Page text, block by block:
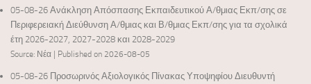
05-08-26 Ανάκληση Απόσπασης Εκπαιδευτικού Α/θμιας Εκπ/σης σε
Περιφερειακή Διεύθυνση Α/θμιας και Β/θμιας Εκπ/σης για τα σχολικά
έτη 2026-2027, 2027-2028 και 2028-2029
Source: Νέα Published on 2026-08-05
05-08-26 Προσωρινός Αξιολογικός Πίνακας Υποψηφίου Διευθυντή